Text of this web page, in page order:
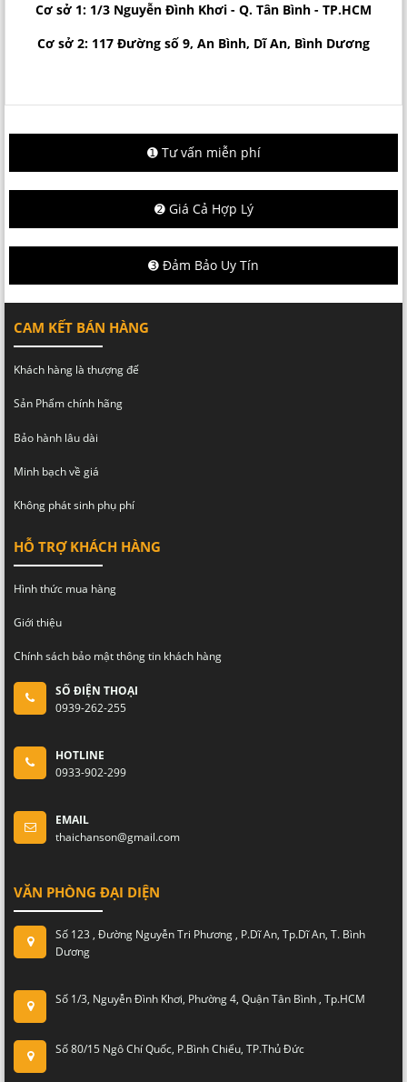
Cơ sở 1: 1/3 Nguyễn Đình Khơi - Q. Tân Bình - TP.HCM
Cơ sở 2: 117 Đường số 9, An Bình, Dĩ An, Bình Dương
➊ Tư vấn miễn phí
➋ Giá Cả Hợp Lý
➌ Đảm Bảo Uy Tín
CAM KẾT BÁN HÀNG
Khách hàng là thượng đế
Sản Phẩm chính hãng
Bảo hành lâu dài
Minh bạch về giá
Không phát sinh phụ phí
HỖ TRỢ KHÁCH HÀNG
Hình thức mua hàng
Giới thiệu
Chính sách bảo mật thông tin khách hàng
SỐ ĐIỆN THOẠI
0939-262-255
HOTLINE
0933-902-299
EMAIL
thaichanson@gmail.com
VĂN PHÒNG ĐẠI DIỆN
Số 123 , Đường Nguyễn Tri Phương , P.Dĩ An, Tp.Dĩ An, T. Bình
Dương
Số 1/3, Nguyễn Đình Khơi, Phường 4, Quận Tân Bình , Tp.HCM
Số 80/15 Ngô Chí Quốc, P.Bình Chiểu, TP.Thủ Đức